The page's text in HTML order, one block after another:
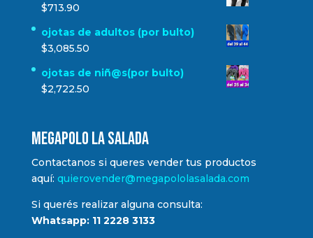
$713.90
ojotas de adultos (por bulto)
$3,085.50
ojotas de niñ@s(por bulto)
$2,722.50
MEGAPOLO LA SALADA
Contactanos si queres vender tus productos
aquí: quierovender@megapololasalada.com
Si querés realizar alguna consulta:
Whatsapp: 11 2228 3133